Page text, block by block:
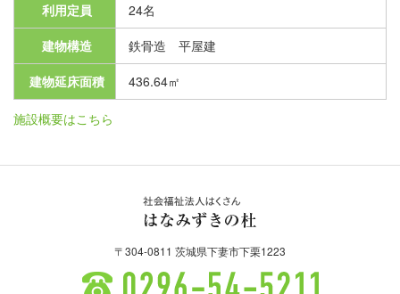
利用定員
24名
建物構造
鉄骨造 平屋建
建物延床面積
436.64㎡
施設概要はこちら
ん はなみずきの杜
〒304-0811 茨城県下妻市下栗1223